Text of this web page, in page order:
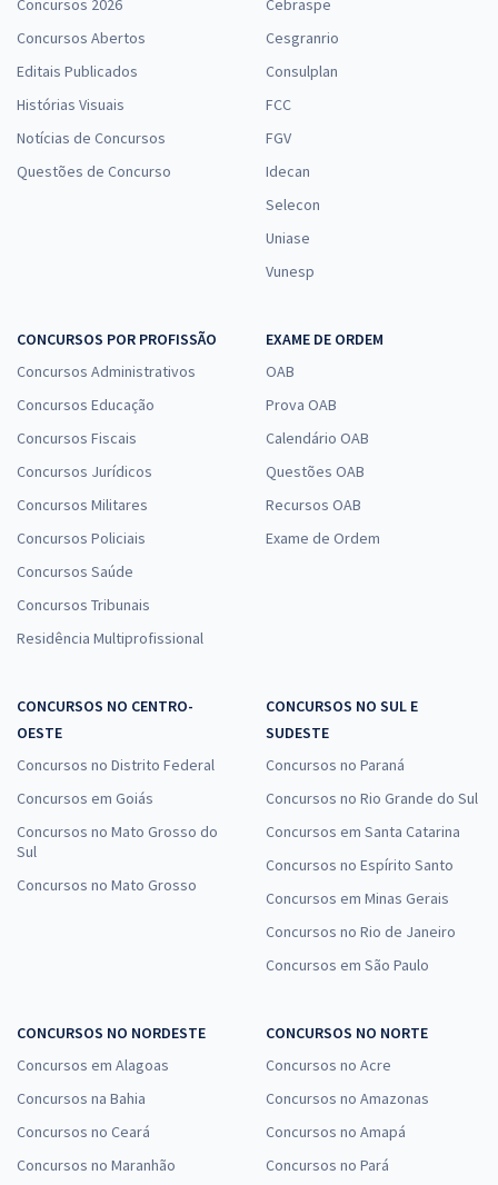
Concursos 2026
Concursos Abertos
Editais Publicados
Histórias Visuais
Notícias de Concursos
Questões de Concurso
Cebraspe
Cesgranrio
Consulplan
FCC
FGV
Idecan
Selecon
Uniase
Vunesp
CONCURSOS POR PROFISSÃO
Concursos Administrativos
Concursos Educação
Concursos Fiscais
Concursos Jurídicos
Concursos Militares
Concursos Policiais
Concursos Saúde
Concursos Tribunais
Residência Multiprofissional
EXAME DE ORDEM
OAB
Prova OAB
Calendário OAB
Questões OAB
Recursos OAB
Exame de Ordem
CONCURSOS NO CENTRO-
OESTE
Concursos no Distrito Federal
Concursos em Goiás
Concursos no Mato Grosso do
Sul
Concursos no Mato Grosso
CONCURSOS NO SUL E
SUDESTE
Concursos no Paraná
Concursos no Rio Grande do Sul
Concursos em Santa Catarina
Concursos no Espírito Santo
Concursos em Minas Gerais
Concursos no Rio de Janeiro
Concursos em São Paulo
CONCURSOS NO NORDESTE
Concursos em Alagoas
Concursos na Bahia
Concursos no Ceará
Concursos no Maranhão
CONCURSOS NO NORTE
Concursos no Acre
Concursos no Amazonas
Concursos no Amapá
Concursos no Pará